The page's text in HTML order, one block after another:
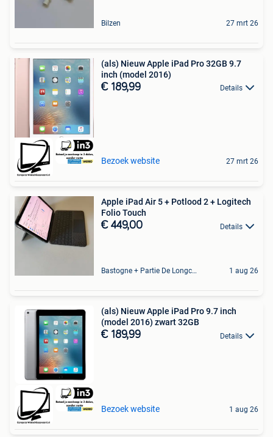
Bilzen 27 mrt 26
(als) Nieuw Apple iPad Pro 32GB 9.7
inch (model 2016)
€ 189,99 Details
Bezoek website 27 mrt 26
Apple iPad Air 5 + Potlood 2 + Logitech
Folio Touch
€ 449,00 Details
Bastogne + Partie De Longchamps Et Sibret 1 aug 26
(als) Nieuw Apple iPad Pro 9.7 inch
(model 2016) zwart 32GB
€ 189,99 Details
Bezoek website 1 aug 26